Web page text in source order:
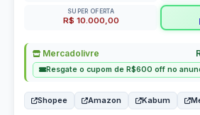
SUPER OFERTA
R$ 10.000,00
Mercadolivre
Resgate o cupom de R$600 off no
Shopee Amazon Kabum